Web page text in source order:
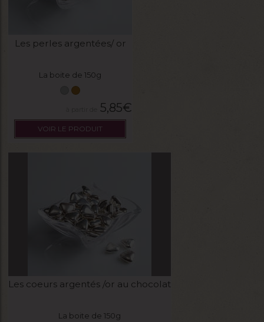
Les perles argentées/ or
La boite de 150g
5,85€
VOIR LE PRODUIT
Les coeurs argentés /or au chocolat
La boite de 150g